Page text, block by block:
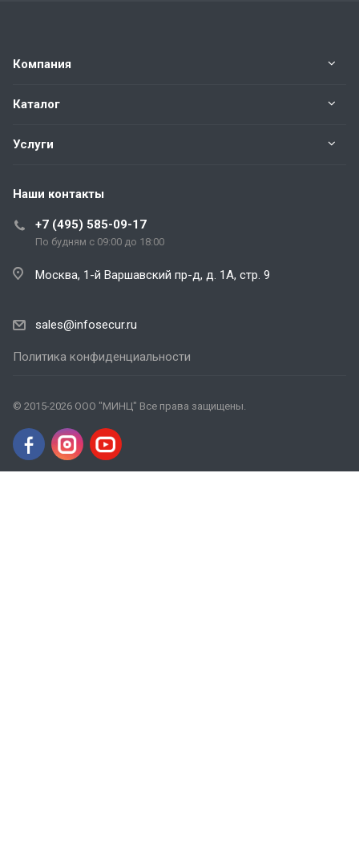
Компания
Каталог
Услуги
Наши контакты
+7 (495) 585-09-17
По будням с 09:00 до 18:00
Москва, 1-й Варшавский пр-д, д. 1А, стр. 9
sales@infosecur.ru
Политика конфиденциальности
© 2015-2026 ООО "МИНЦ" Все права защищены.